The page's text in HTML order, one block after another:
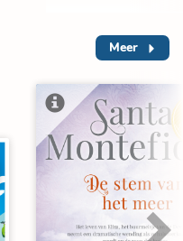
Meer